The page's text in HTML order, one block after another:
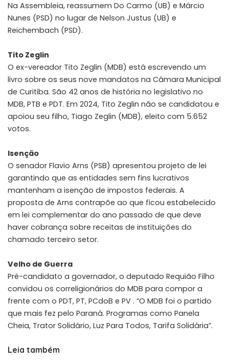
Na Assembleia, reassumem Do Carmo (UB) e Márcio
Nunes (PSD) no lugar de Nelson Justus (UB) e
Reichembach (PSD).
Tito Zeglin
O ex-vereador Tito Zeglin (MDB) está escrevendo um
livro sobre os seus nove mandatos na Câmara Municipal
de Curitiba. São 42 anos de história no legislativo no
MDB, PTB e PDT. Em 2024, Tito Zeglin não se candidatou e
apoiou seu filho, Tiago Zeglin (MDB), eleito com 5.652
votos.
Isenção
O senador Flavio Arns (PSB) apresentou projeto de lei
garantindo que as entidades sem fins lucrativos
mantenham a isenção de impostos federais. A
proposta de Arns contrapõe ao que ficou estabelecido
em lei complementar do ano passado de que deve
haver cobrança sobre receitas de instituições do
chamado terceiro setor.
Velho de Guerra
Pré-candidato a governador, o deputado Requião Filho
convidou os correligionários do MDB para compor a
frente com o PDT, PT, PCdoB e PV . “O MDB foi o partido
que mais fez pelo Paraná. Programas como Panela
Cheia, Trator Solidário, Luz Para Todos, Tarifa Solidária”.
Leia também